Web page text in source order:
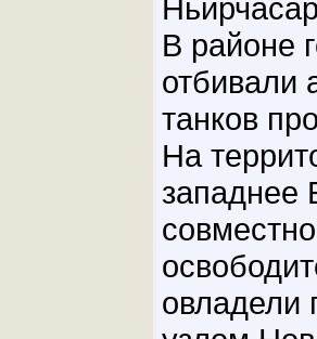
В районе
отбивали
танков
На
западнее
овладели